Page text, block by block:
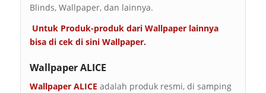
Blinds, Wallpaper, dan lainnya.
Untuk Produk-produk dari Wallpaper lainnya
bisa di cek di sini Wallpaper.
Wallpaper ALICE
Wallpaper ALICE adalah produk resmi, di samping